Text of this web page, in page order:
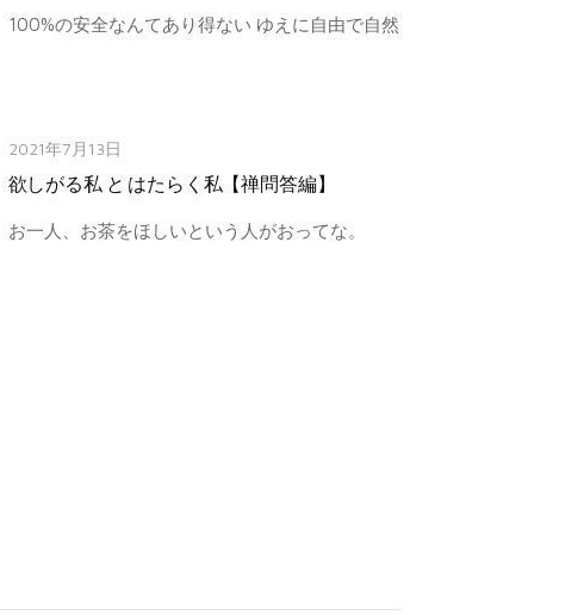
100%の安全なんてあり得ない ゆえに自由で自然
2021年7月13日
欲しがる私 と はたらく私【禅問答編】
お一人、お茶をほしいという人がおってな。